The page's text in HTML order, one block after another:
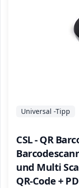
CSL - QR
und Multi
QR-Code +
Universal -Tipp